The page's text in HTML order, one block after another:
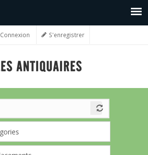
Connexion S'enregistrer